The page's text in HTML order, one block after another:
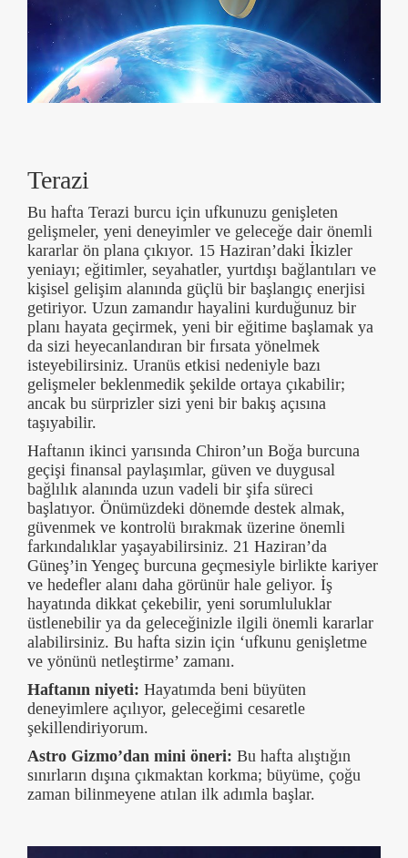
Terazi
Bu hafta Terazi burcu için ufkunuzu genişleten
gelişmeler, yeni deneyimler ve geleceğe dair önemli
kararlar ön plana çıkıyor. 15 Haziran’daki İkizler
yeniayı; eğitimler, seyahatler, yurtdışı bağlantıları ve
kişisel gelişim alanında güçlü bir başlangıç enerjisi
getiriyor. Uzun zamandır hayalini kurduğunuz bir
planı hayata geçirmek, yeni bir eğitime başlamak ya
da sizi heyecanlandıran bir fırsata yönelmek
isteyebilirsiniz. Uranüs etkisi nedeniyle bazı
gelişmeler beklenmedik şekilde ortaya çıkabilir;
ancak bu sürprizler sizi yeni bir bakış açısına
taşıyabilir.
Haftanın ikinci yarısında Chiron’un Boğa burcuna
geçişi finansal paylaşımlar, güven ve duygusal
bağlılık alanında uzun vadeli bir şifa süreci
başlatıyor. Önümüzdeki dönemde destek almak,
güvenmek ve kontrolü bırakmak üzerine önemli
farkındalıklar yaşayabilirsiniz. 21 Haziran’da
Güneş’in Yengeç burcuna geçmesiyle birlikte kariyer
ve hedefler alanı daha görünür hale geliyor. İş
hayatında dikkat çekebilir, yeni sorumluluklar
üstlenebilir ya da geleceğinizle ilgili önemli kararlar
alabilirsiniz. Bu hafta sizin için ‘ufkunu genişletme
ve yönünü netleştirme’ zamanı.
Haftanın niyeti: Hayatımda beni büyüten
deneyimlere açılıyor, geleceğimi cesaretle
şekillendiriyorum.
Astro Gizmo’dan mini öneri: Bu hafta alıştığın
sınırların dışına çıkmaktan korkma; büyüme, çoğu
zaman bilinmeyene atılan ilk adımla başlar.